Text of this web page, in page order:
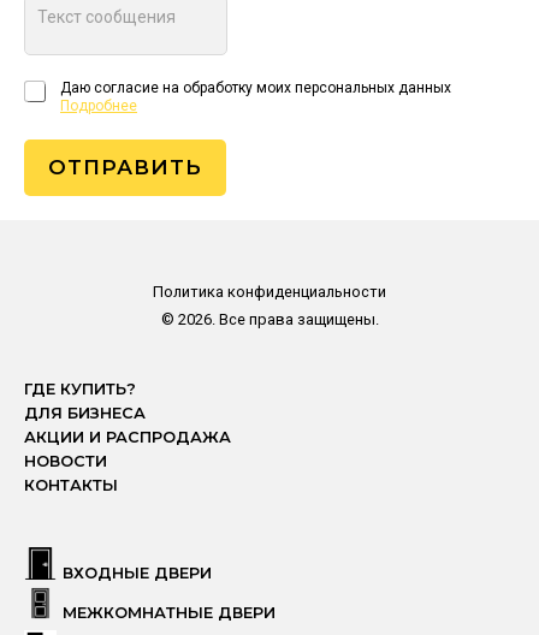
Даю согласие на обработку моих персональных данных
Подробнее
ОТПРАВИТЬ
Политика конфиденциальности
© 2026. Все права защищены.
ГДЕ КУПИТЬ?
ДЛЯ БИЗНЕСА
АКЦИИ И РАСПРОДАЖА
НОВОСТИ
КОНТАКТЫ
ВХОДНЫЕ ДВЕРИ
МЕЖКОМНАТНЫЕ ДВЕРИ